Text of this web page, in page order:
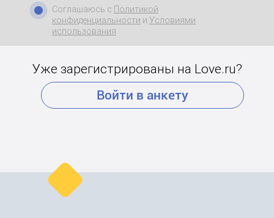
Соглашаюсь с Политикой
конфиденциальности и Условиями
использования
Уже зарегистрированы на Love.ru?
Войти в анкету